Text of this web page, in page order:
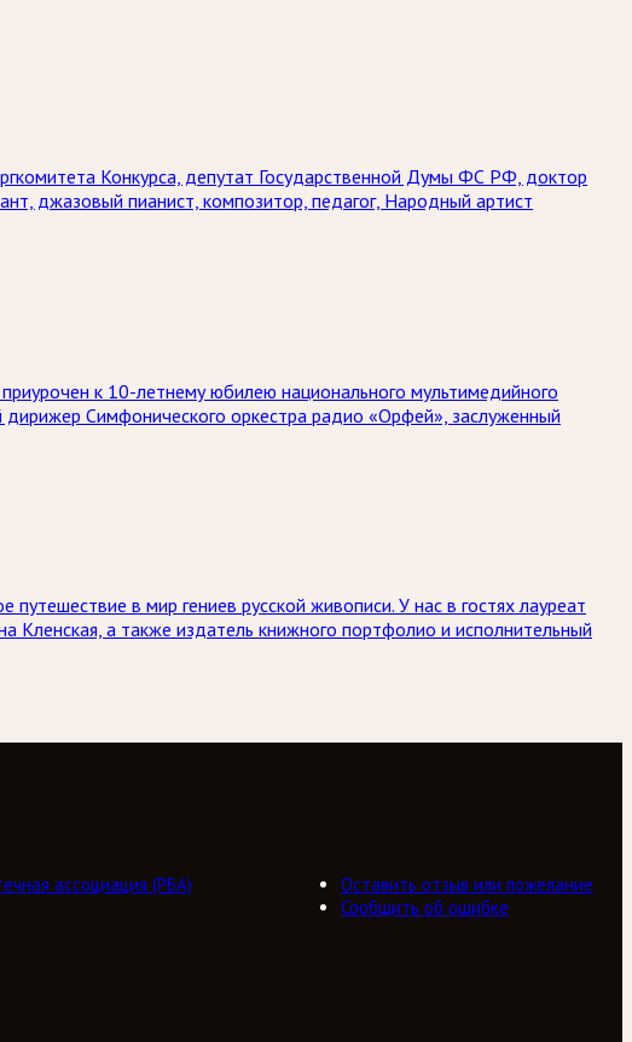
Конкурса, депутат Государственной Думы ФС РФ, доктор
джазовый пианист, композитор, педагог, Народный артист
к 10-летнему юбилею национального мультимедийного
Симфонического оркестра радио «Орфей», заслуженный
в мир гениев русской живописи. У нас в гостях лауреат
а также издатель книжного портфолио и исполнительный
ассоциация (РБА)
Оставить отзыв или пожелание
Сообщить об ошибке